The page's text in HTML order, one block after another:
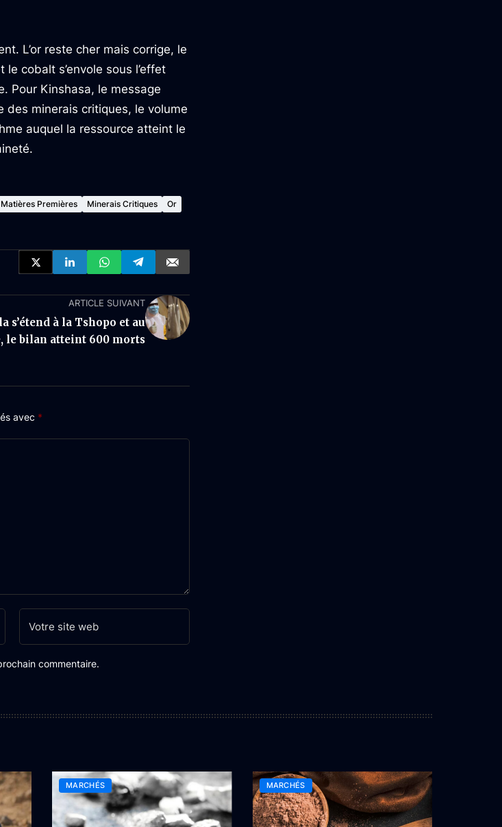
L’or reste cher mais corrige, le
cobalt s’envole sous l’effet
Pour Kinshasa, le message
des minerais critiques, le volume
auquel la ressource atteint le
Matières Premières Minerais Critiques
Or
ARTICLE SUIVANT
s’étend à la Tshopo et au
le bilan atteint 600 morts
avec *
commentaire.
MARCHÉS MARCHÉS